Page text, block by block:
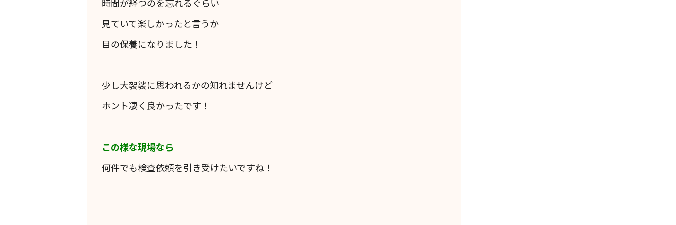
見ていて楽しかったと言うか
目の保養になりました！
少し大袈裟に思われるかの知れませんけど
ホント凄く良かったです！
この様な現場なら
何件でも検査依頼を引き受けたいですね！